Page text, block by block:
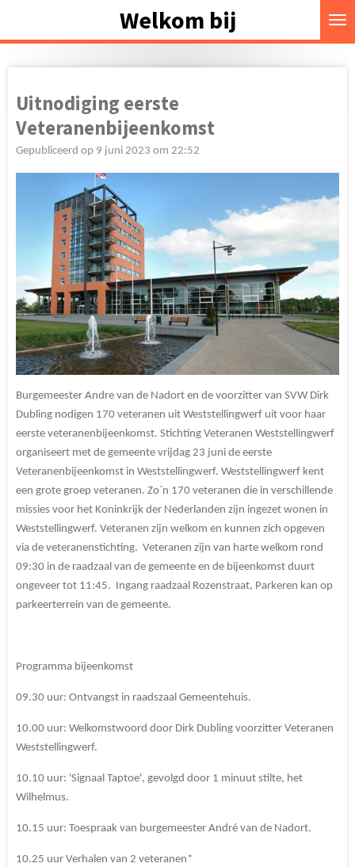
hoofdinhoud
Welkom bij
Uitnodiging eerste
Veteranenbijeenkomst
Gepubliceerd op 9 juni 2023 om 22:52
Burgemeester Andre van de Nadort en de voorzitter van SVW Dirk
Dubling nodigen 170 veteranen uit Weststellingwerf uit voor haar
eerste veteranenbijeenkomst. Stichting Veteranen Weststellingwerf
organiseert met de gemeente vrijdag 23 juni de eerste
Veteranenbijeenkomst in Weststellingwerf. Weststellingwerf kent
een grote groep veteranen. Zo`n 170 veteranen die in verschillende
missies voor het Koninkrijk der Nederlanden zijn ingezet wonen in
Weststellingwerf. Veteranen zijn welkom en kunnen zich opgeven
via de veteranenstichting. Veteranen zijn van harte welkom rond
09:30 in de raadzaal van de gemeente en de bijeenkomst duurt
ongeveer tot 11:45. Ingang raadzaal Rozenstraat, Parkeren kan op
parkeerterrein van de gemeente.
Programma bijeenkomst
09.30 uur: Ontvangst in raadszaal Gemeentehuis.
10.00 uur: Welkomstwoord door Dirk Dubling voorzitter Veteranen
Weststellingwerf.
10.10 uur: 'Signaal Taptoe', gevolgd door 1 minuut stilte, het
Wilhelmus.
10.15 uur: Toespraak van burgemeester André van de Nadort.
10.25 uur Verhalen van 2 veteranen*